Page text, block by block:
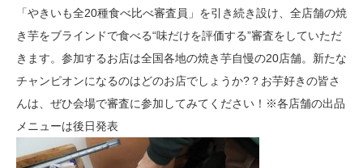
「やきいも全20種食べ比べ審査員」を引き続き設け、全店舗の焼
き芋をブラインドで食べる“味だけを評価する”審査をしていただ
きます。参加するお店は全国各地の焼き芋自慢の20店舗。新たな
チャンピオンになるのはどのお店でしょうか?？お芋好きの皆さ
んは、ぜひ会場で審査に参加してみてください！※各店舗の出品
メニューは後日発表